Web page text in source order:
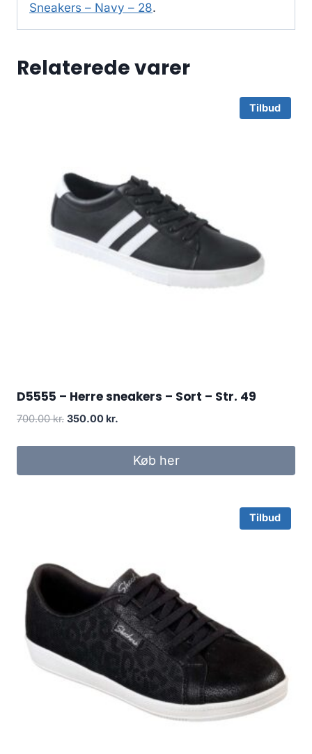
Sneakers – Navy – 28.
Relaterede varer
Tilbud
D5555 – Herre sneakers – Sort – Str. 49
700.00kr. Original
350.00 kr.
350.00 kr..
Køb her
Tilbud